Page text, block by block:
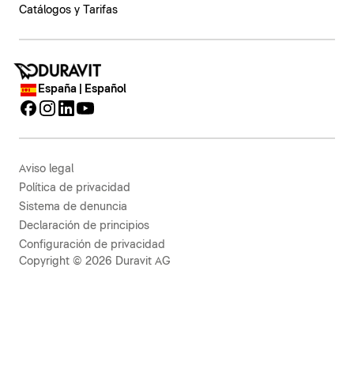
Catálogos y Tarifas
España | Español
Aviso legal
Política de privacidad
Sistema de denuncia
Declaración de principios
Configuración de privacidad
Copyright © 2026 Duravit AG